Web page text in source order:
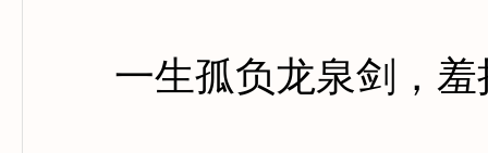
一生孤负龙泉剑，羞